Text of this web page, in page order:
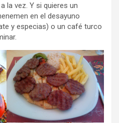
la vez. Y si quieres un
en el desayuno
y especias) o un café turco